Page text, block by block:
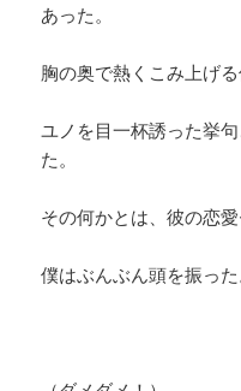
あった。
胸の奥で熱くこみ上げ
ユノを目一杯誘った挙
た。
その何かとは、彼の恋愛
僕はぶんぶん頭を振った